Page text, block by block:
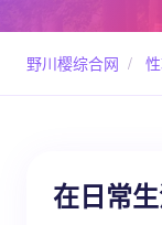
野川樱综合网 /
在日常